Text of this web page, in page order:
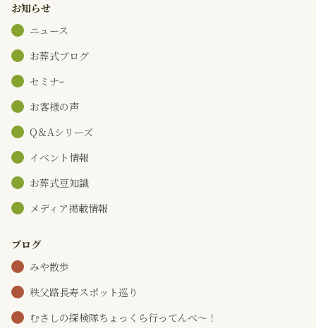
お知らせ
ニュース
お葬式ブログ
セミナｰ
お客様の声
Q＆Aシリーズ
イベント情報
お葬式豆知識
メディア掲載情報
ブログ
みや散歩
秩父路長寿スポット巡り
むさしの探検隊ちょっくら行ってんべ～！